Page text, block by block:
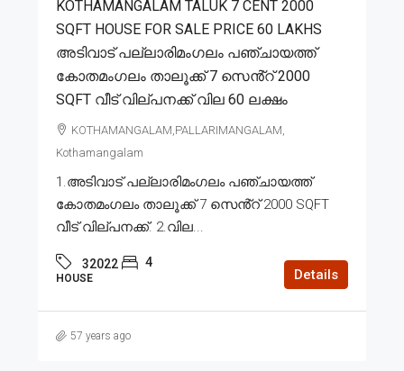
KOTHAMANGALAM TALUK 7 CENT 2000
SQFT HOUSE FOR SALE PRICE 60 LAKHS
അടിവാട് പല്ലാരിമംഗലം പഞ്ചായത്ത്
കോതമംഗലം താലൂക്ക് 7 സെൻ്റ് 2000
SQFT വീട് വില്പനക്ക് വില 60 ലക്ഷം
KOTHAMANGALAM,PALLARIMANGALAM,
Kothamangalam
1.അടിവാട് പല്ലാരിമംഗലം പഞ്ചായത്ത്
കോതമംഗലം താലൂക്ക് 7 സെൻ്റ് 2000 SQFT
വീട് വില്പനക്ക്. 2.വില...
32022 4
HOUSE Details
57 years ago